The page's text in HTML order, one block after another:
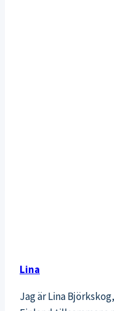
Lina
Jag är Lina